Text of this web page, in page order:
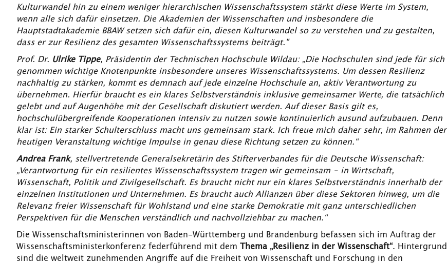
Kulturwandel hin zu einem weniger hierarchischen Wissenschaftssystem stärkt diese Werte im System,
wenn alle sich dafür einsetzen. Die Akademien der Wissenschaften und insbesondere die
Hauptstadtakademie BBAW setzen sich dafür ein, diesen Kulturwandel so zu verstehen und zu gestalten,
dass er zur Resilienz des gesamten Wissenschaftssystems beiträgt."
Prof. Dr. Ulrike Tippe, Präsidentin der Technischen Hochschule Wildau: „Die Hochschulen sind jede für sich
genommen wichtige Knotenpunkte insbesondere unseres Wissenschaftssystems. Um dessen Resilienz
nachhaltig zu stärken, kommt es demnach auf jede einzelne Hochschule an, aktiv Verantwortung zu
übernehmen. Hierfür braucht es ein klares Selbstverständnis inklusive gemeinsamer Werte, die tatsächlich
gelebt und auf Augenhöhe mit der Gesellschaft diskutiert werden. Auf dieser Basis gilt es,
hochschulübergreifende Kooperationen intensiv zu nutzen sowie kontinuierlich ausund aufzubauen. Denn
klar ist: Ein starker Schulterschluss macht uns gemeinsam stark. Ich freue mich daher sehr, im Rahmen der
heutigen Veranstaltung wichtige Impulse in genau diese Richtung setzen zu können.“
Andrea Frank, stellvertretende Generalsekretärin des Stifterverbandes für die Deutsche Wissenschaft:
„Verantwortung für ein resilientes Wissenschaftssystem tragen wir gemeinsam – in Wirtschaft,
Wissenschaft, Politik und Zivilgesellschaft. Es braucht nicht nur ein klares Selbstverständnis innerhalb der
einzelnen Institutionen und Unternehmen. Es braucht auch Allianzen über diese Sektoren hinweg, um die
Relevanz freier Wissenschaft für Wohlstand und eine starke Demokratie mit ganz unterschiedlichen
Perspektiven für die Menschen verständlich und nachvollziehbar zu machen.“
Die Wissenschaftsministerinnen von Baden-Württemberg und Brandenburg befassen sich im Auftrag der
Wissenschaftsministerkonferenz federführend mit dem Thema „Resilienz in der Wissenschaft“. Hintergrund
sind die weltweit zunehmenden Angriffe auf die Freiheit von Wissenschaft und Forschung in den